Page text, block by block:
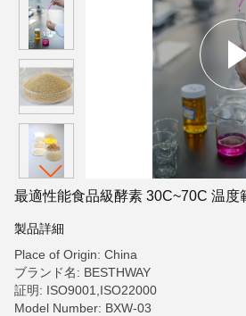
最適性能食品級酵素 30C~70C 温度
製品詳細
Place of Origin: China
ブランド名: BESTHWAY
証明: ISO9001,ISO22000
Model Number: BXW-03